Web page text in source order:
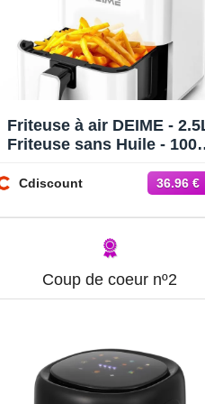
Friteuse à air DEIME -
Friteuse sans Huile -
Temps Réglable
Cdiscount 36.96 €
Coup de coeur nº2